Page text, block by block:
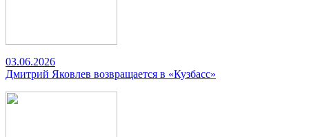
03.06.2026
Дмитрий Яковлев возвращается в «Кузбасс»